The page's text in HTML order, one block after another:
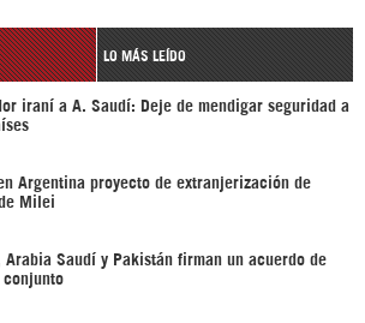
LO MÁS LEÍDO
iraní a A. Saudí: Deje de mendigar seguridad a
Argentina proyecto de extranjerización de
Milei
Arabia Saudí y Pakistán firman un acuerdo de
conjunto